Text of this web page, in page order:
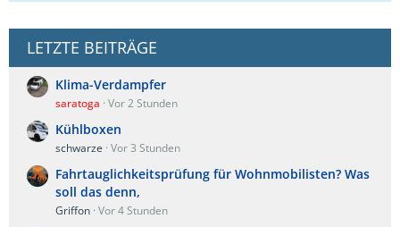
LETZTE BEITRÄGE
Klima-Verdampfer
saratoga Vor 2 Stunden
Kühlboxen
schwarze Vor 3 Stunden
Fahrtauglichkeitsprüfung für Wohnmobilisten? Was
soll das denn,
Griffon Vor 4 Stunden